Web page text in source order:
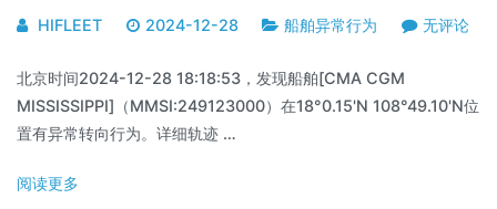
HIFLEET 2024-12-28 船舶异常行为 无评论
北京时间2024-12-28 18:18:53，发现船舶[CMA CGM
MISSISSIPPI]（MMSI:249123000）在18°0.15'N 108°49.10'N位
置有异常转向行为。详细轨迹 …
阅读更多